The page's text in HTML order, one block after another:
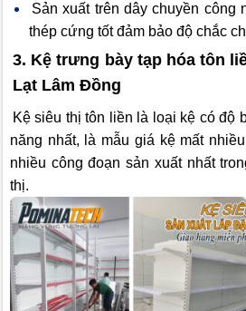
Sản xuất trên dây chuyền công
thép cứng tốt đảm bảo độ chắc
3. Kệ trưng bày tạp hóa tôn
Lạt Lâm Đồng
Kệ siêu thị tôn liền là loại kệ có độ
năng nhất, là mẫu giá kệ mất
nhiều công đoạn sản xuất nhất
thị.